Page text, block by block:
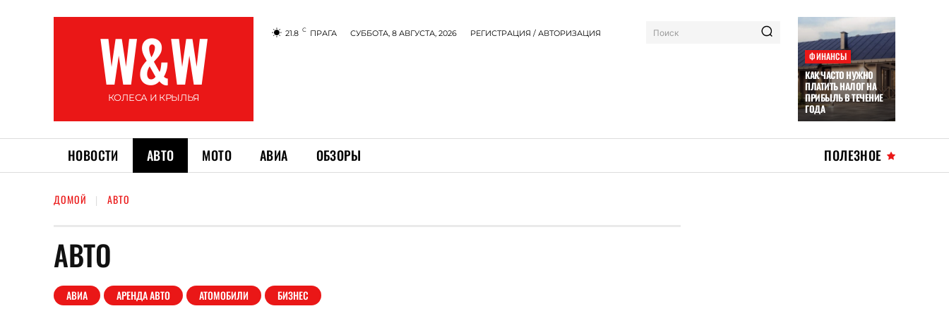
W&W
КОЛЕСА И КРЫЛЬЯ
21.8 C ПРАГА СУББОТА, 8 АВГУСТА, 2026 РЕГИСТРАЦИЯ / АВТОРИЗАЦИЯ Поиск
ФИНАНСЫ
КАК ЧАСТО НУЖНО
ПЛАТИТЬ НАЛОГ НА
ПРИБЫЛЬ В ТЕЧЕНИЕ
ГОДА
НОВОСТИ АВТО МОТО АВИА ОБЗОРЫ ПОЛЕЗНОЕ
ДОМОЙ АВТО
АВТО
АВИА АРЕНДА АВТО АТОМОБИЛИ БИЗНЕС